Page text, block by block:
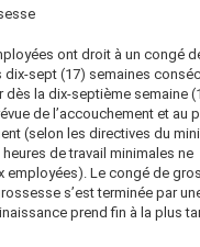
ont droit à un congé
dix-sept (17) semaines
la dix-septième semaine
de l’accouchement et au
(selon les directives du
de travail minimales ne
employées). Le congé de
s’est terminée par
prend fin à la plus